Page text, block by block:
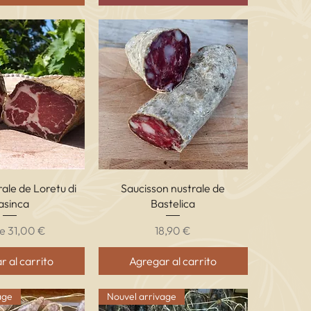
rápida
de Loretu di
31,00 €
de oferta
al carrito
Vista rápida
Saucisson nustrale de
Bastelica
Precio
18,90 €
Agregar al carrito
Nouvel arrivage